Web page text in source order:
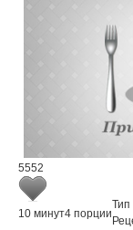
5552
10 минут4 порции
Тип